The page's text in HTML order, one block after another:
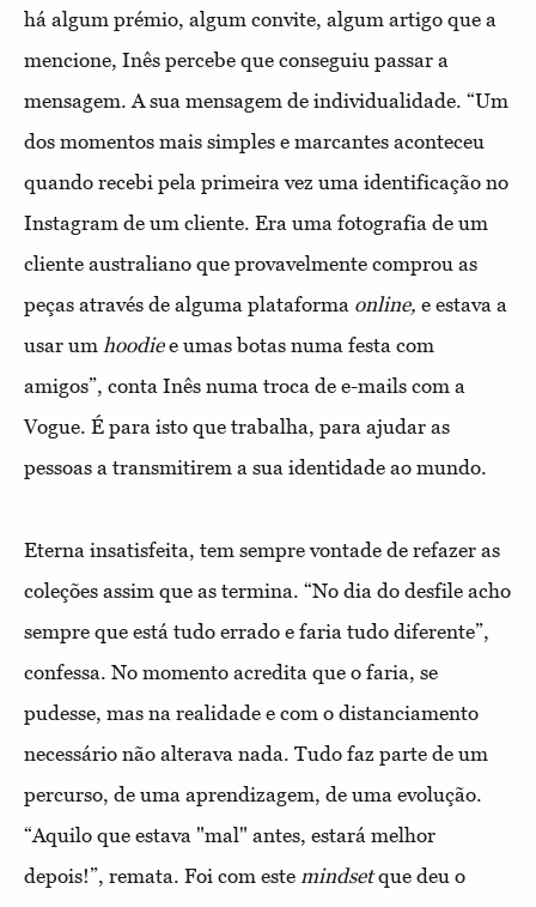
há algum prémio, algum convite, algum artigo que a
mencione, Inês percebe que conseguiu passar a
mensagem. A sua mensagem de individualidade. “Um
dos momentos mais simples e marcantes aconteceu
quando recebi pela primeira vez uma identificação no
Instagram de um cliente. Era uma fotografia de um
cliente australiano que provavelmente comprou as
peças através de alguma plataforma online, e estava a
usar um hoodiee umas botas numa festa com
amigos”, conta Inês numa troca de e-mails com a
Vogue. É para isto que trabalha, para ajudar as
pessoas a transmitirem a sua identidade ao mundo.
Eterna insatisfeita, tem sempre vontade de refazer as
coleções assim que as termina. “No dia do desfile acho
sempre que está tudo errado e faria tudo diferente”,
confessa. No momento acredita que o faria, se
pudesse, mas na realidade e com o distanciamento
necessário não alterava nada. Tudo faz parte de um
percurso, de uma aprendizagem, de uma evolução.
“Aquilo que estava "mal" antes, estará melhor
depois!”, remata. Foi com este mindsetque deu o